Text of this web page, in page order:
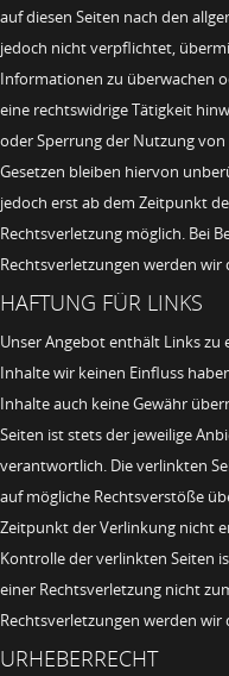
auf diesen Seiten nach den
jedoch nicht verpflichtet,
Informationen zu überwachen
eine rechtswidrige Tätigkeit
oder Sperrung der Nutzung
Gesetzen bleiben hiervon
jedoch erst ab dem Zeitpunkt
Rechtsverletzung möglich. Bei
Rechtsverletzungen werden
HAFTUNG FÜR LINKS
Unser Angebot enthält Links
Inhalte wir keinen Einfluss
Inhalte auch keine Gewähr
Seiten ist stets der jeweilige
verantwortlich. Die verlinkten
auf mögliche Rechtsverstöße
Zeitpunkt der Verlinkung nicht
Kontrolle der verlinkten Seiten
einer Rechtsverletzung nicht
Rechtsverletzungen werden
URHEBERRECHT